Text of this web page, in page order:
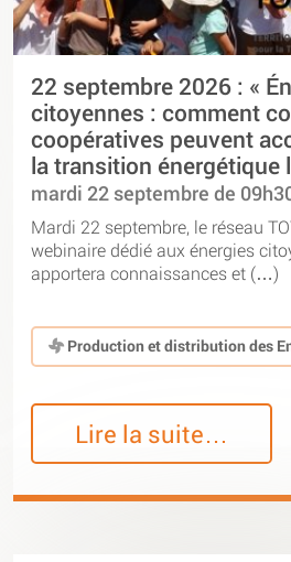
22 septembre 2026 : «
citoyennes : comment
coopératives peuvent
la transition énergétique
mardi 22 septembre de
Mardi 22 septembre, le réseau
webinaire dédié aux énergies
apportera connaissances et (…)
Production et distribution des
Lire la suite…